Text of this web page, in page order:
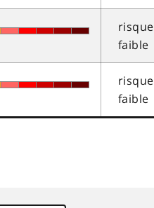
risque
faible
risque
faible